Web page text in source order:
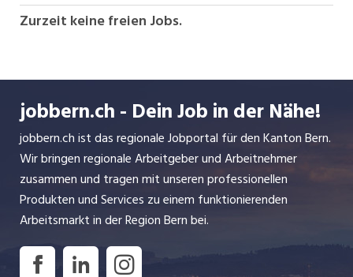
Kapazität von 60 bis 700 Personen pro Schiff
Die Fahrgebiete sind die Aarefahrt von Solothurn
nach Biel, die Bielersee-Rundfahrt, die Zwei-
Seen-Fahrt von Biel nach Neuenburg und die
Drei-Seen-Fahrt von Biel nach Murten.
Zurzeit keine freien Jobs.
jobbern.ch - Dein Job in der Nähe!
jobbern.ch ist das regionale Jobportal für den Kanton Bern.
Wir bringen regionale Arbeitgeber und Arbeitnehmer
zusammen und tragen mit unseren professionellen
Produkten und Services zu einem funktionierenden
Arbeitsmarkt in der Region Bern bei.